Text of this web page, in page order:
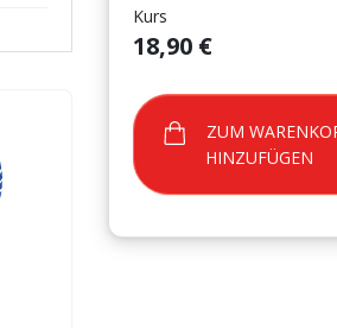
Kurs
Preis
18,90 €
HINZUFÜGEN